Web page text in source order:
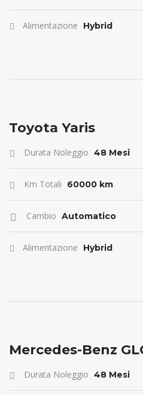
Alimentazione Hybrid
ANTICIPO 0
Toyota Yaris
Durata Noleggio 48 Mesi
Km Totali 60000 km
Cambio Automatico
Alimentazione Hybrid
ANTICIPO 0
Mercedes-Benz
Durata Noleggio 48 Mesi